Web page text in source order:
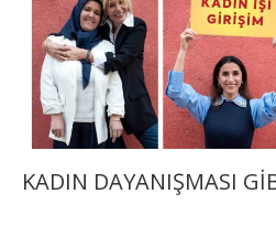
KADIN DAYANIŞMASI